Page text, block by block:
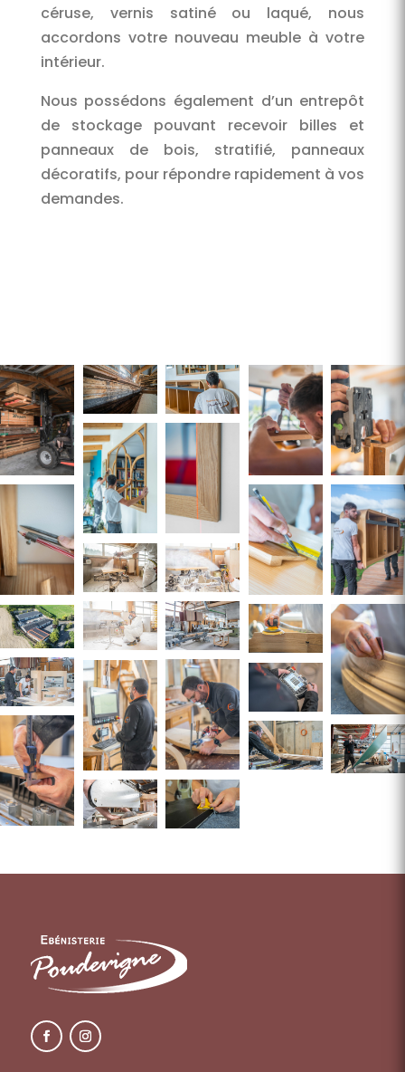
céruse, vernis satiné ou laqué, nous
accordons votre nouveau meuble à votre
intérieur.
Nous possédons également d’un entrepôt
de stockage pouvant recevoir billes et
panneaux de bois, stratifié, panneaux
décoratifs, pour répondre rapidement à vos
demandes.